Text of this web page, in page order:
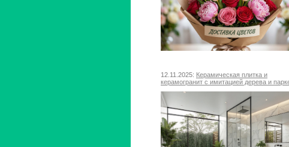
12.11.2025: Керамическая плитка и
керамогранит с имитацией дерева и